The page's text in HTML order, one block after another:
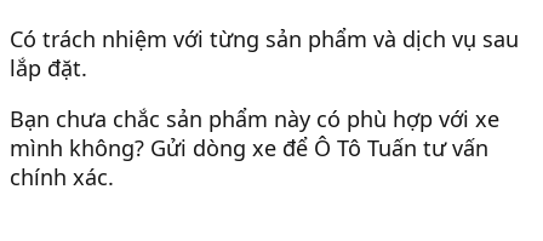
Có trách nhiệm với từng sản phẩm và dịch vụ sau
lắp đặt.
Bạn chưa chắc sản phẩm này có phù hợp với xe
mình không? Gửi dòng xe để Ô Tô Tuấn tư vấn
chính xác.